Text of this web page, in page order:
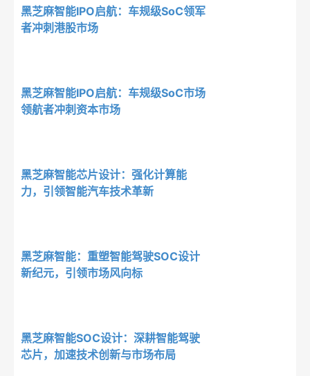
黑芝麻智能IPO启航：车规级SoC领军
者冲刺港股市场
黑芝麻智能IPO启航：车规级SoC市场
领航者冲刺资本市场
黑芝麻智能芯片设计：强化计算能
力，引领智能汽车技术革新
黑芝麻智能：重塑智能驾驶SOC设计
新纪元，引领市场风向标
黑芝麻智能SOC设计：深耕智能驾驶
芯片，加速技术创新与市场布局